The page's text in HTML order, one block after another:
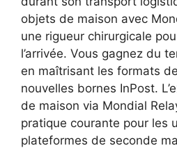
objets de maison avec
une rigueur chirurgicale
l’arrivée. Vous gagnez du
en maîtrisant les formats
nouvelles bornes InPost.
de maison via Mondial
pratique courante pour les
plateformes de seconde